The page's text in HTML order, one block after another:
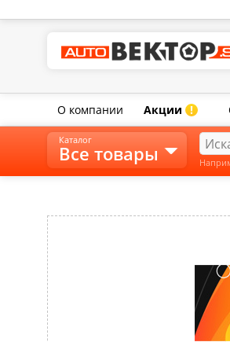
О компании Акции !
Каталог
Все товары